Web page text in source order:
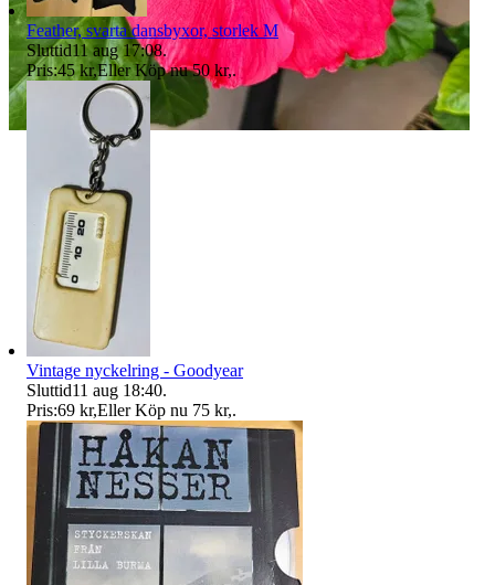
Feather, svarta dansbyxor, storlek M
Sluttid11 aug 17:08.
Pris:45 kr,Eller Köp nu 50 kr,.
Vintage nyckelring - Goodyear
Sluttid11 aug 18:40.
Pris:69 kr,Eller Köp nu 75 kr,.